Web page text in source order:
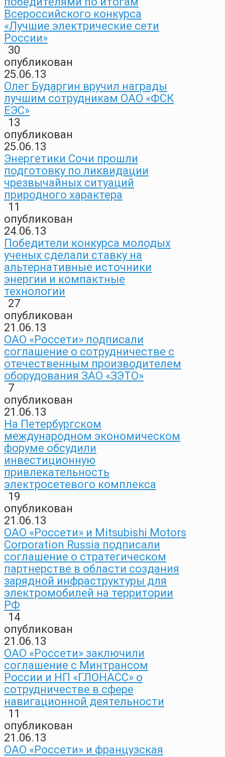
Всероссийского конкурса
«Лучшие электрические сети
России»
30
опубликован
25.06.13
Олег Бударгин вручил награды
лучшим сотрудникам ОАО «ФСК
ЕЭС»
13
опубликован
25.06.13
Энергетики Сочи прошли
подготовку по ликвидации
чрезвычайных ситуаций
природного характера
11
опубликован
24.06.13
Победители конкурса молодых
ученых сделали ставку на
альтернативные источники
энергии и компактные
технологии
27
опубликован
21.06.13
ОАО «Россети» подписали
соглашение о сотрудничестве с
отечественным производителем
оборудования ЗАО «ЗЭТО»
7
опубликован
21.06.13
На Петербургском
международном экономическом
форуме обсудили
инвестиционную
привлекательность
электросетевого комплекса
19
опубликован
21.06.13
ОАО «Россети» и Mitsubishi Motors
Corporation Russia подписали
соглашение о стратегическом
партнерстве в области создания
зарядной инфраструктуры для
электромобилей на территории
РФ
14
опубликован
21.06.13
ОАО «Россети» заключили
соглашение с Минтрансом
России и НП «ГЛОНАСС» о
сотрудничестве в сфере
навигационной деятельности
11
опубликован
21.06.13
ОАО «Россети» и французская